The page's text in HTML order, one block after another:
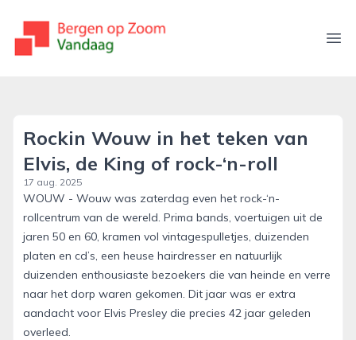
bergenopzoomvandaag.nl
Rockin Wouw in het teken van
Elvis, de King of rock-‘n-roll
17 aug. 2025
WOUW - Wouw was zaterdag even het rock-‘n-
rollcentrum van de wereld. Prima bands, voertuigen uit de
jaren 50 en 60, kramen vol vintagespulletjes, duizenden
platen en cd’s, een heuse hairdresser en natuurlijk
duizenden enthousiaste bezoekers die van heinde en verre
naar het dorp waren gekomen. Dit jaar was er extra
aandacht voor Elvis Presley die precies 42 jaar geleden
overleed.